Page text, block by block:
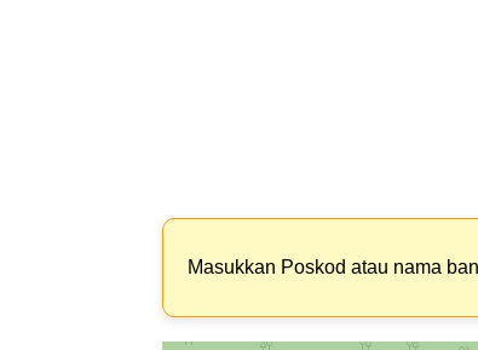
Masukkan Poskod atau nama